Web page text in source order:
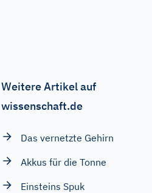
Weitere Artikel auf
wissenschaft.de
Das vernetzte Gehirn
Akkus für die Tonne
Einsteins Spuk